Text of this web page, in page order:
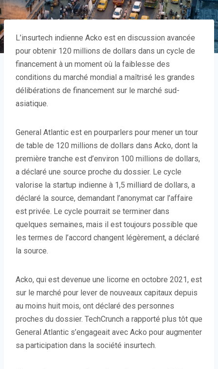
L’insurtech indienne Acko est en discussion avancée
pour obtenir 120 millions de dollars dans un cycle de
financement à un moment où la faiblesse des
conditions du marché mondial a maîtrisé les grandes
délibérations de financement sur le marché sud-
asiatique.
General Atlantic est en pourparlers pour mener un tour
de table de 120 millions de dollars dans Acko, dont la
première tranche est d’environ 100 millions de dollars,
a déclaré une source proche du dossier. Le cycle
valorise la startup indienne à 1,5 milliard de dollars, a
déclaré la source, demandant l’anonymat car l’affaire
est privée. Le cycle pourrait se terminer dans
quelques semaines, mais il est toujours possible que
les termes de l’accord changent légèrement, a déclaré
la source.
Acko, qui est devenue une licorne en octobre 2021, est
sur le marché pour lever de nouveaux capitaux depuis
au moins huit mois, ont déclaré des personnes
proches du dossier. TechCrunch a rapporté plus tôt que
General Atlantic s’engageait avec Acko pour augmenter
sa participation dans la société insurtech.